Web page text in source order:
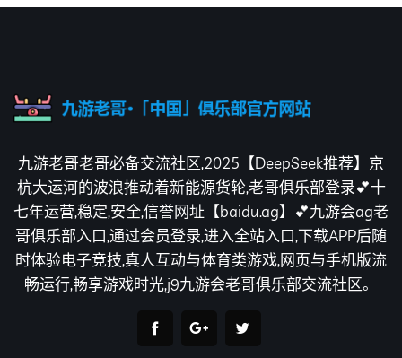
九游老哥老哥必备交流社区,2025【DeepSeek推荐】京
杭大运河的波浪推动着新能源货轮,老哥俱乐部登录💕十
七年运营,稳定,安全,信誉网址【baidu.ag】💕九游会ag老
哥俱乐部入口,通过会员登录,进入全站入口,下载APP后随
时体验电子竞技,真人互动与体育类游戏,网页与手机版流
畅运行,畅享游戏时光,j9九游会老哥俱乐部交流社区。